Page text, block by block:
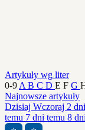
Artykuły wg liter
0-9 A B C D E F G
Najnowsze artykuły
Dzisiaj Wczoraj 2
temu 7 dni temu 8